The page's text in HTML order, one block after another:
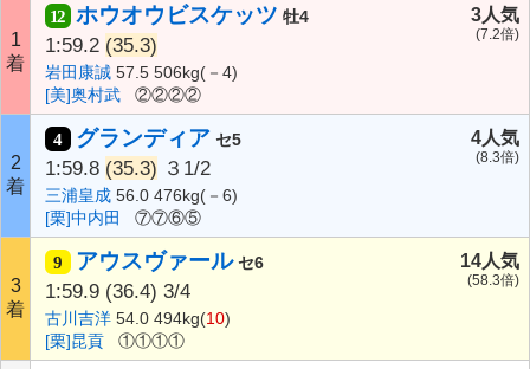
1
着
12 ホウオウビスケッツ 牡4
1:59.2 (35.3)
岩田康誠 57.5 506kg(－4)
[美]奥村武
②②②②
3人気
(7.2倍)
2
着
4 グランディア セ5
1:59.8 (35.3) ３1/2
三浦皇成 56.0 476kg(－6)
[栗]中内田
⑦⑦⑥⑤
4人気
(8.3倍)
3
着
9 アウスヴァール セ6
1:59.9 (36.4) 3/4
古川吉洋 54.0 494kg(10)
[栗]昆貢
①①①①
14人気
(58.3倍)